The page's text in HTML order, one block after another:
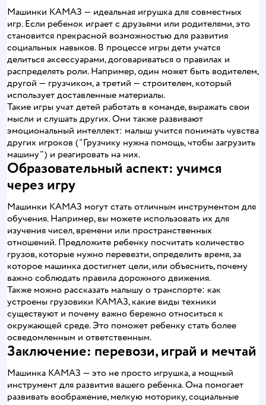
Машинки КАМАЗ — идеальная игрушка для совместных
игр. Если ребенок играет с друзьями или родителями, это
становится прекрасной возможностью для развития
социальных навыков. В процессе игры дети учатся
делиться аксессуарами, договариваться о правилах и
распределять роли. Например, один может быть водителем,
другой — грузчиком, а третий — строителем, который
использует доставленные материалы.
Такие игры учат детей работать в команде, выражать свои
мысли и слушать других. Они также развивают
эмоциональный интеллект: малыш учится понимать чувства
других игроков ("Грузчику нужна помощь, чтобы загрузить
машину") и реагировать на них.
Образовательный аспект: учимся
через игру
Машинки КАМАЗ могут стать отличным инструментом для
обучения. Например, вы можете использовать их для
изучения чисел, времени или пространственных
отношений. Предложите ребенку посчитать количество
грузов, которые нужно перевезти, определить время, за
которое машинка достигнет цели, или объяснить, почему
важно соблюдать правила дорожного движения.
Также можно рассказать малышу о транспорте: как
устроены грузовики КАМАЗ, какие виды техники
существуют и почему важно бережно относиться к
окружающей среде. Это поможет ребенку стать более
осведомленным и ответственным.
Заключение: перевози, играй и мечтай
Машинка КАМАЗ — это не просто игрушка, а мощный
инструмент для развития вашего ребенка. Она помогает
развивать воображение, мелкую моторику, социальные